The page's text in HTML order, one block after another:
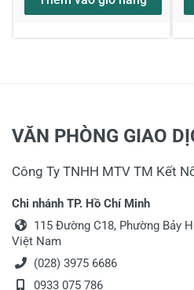
VĂN PHÒNG GIAO
Công Ty TNHH MTV TM Kết
Chi nhánh TP. Hồ Chí Minh
115 Đường C18, Phường Bảy
Việt Nam
(028) 3975 6686
0933 075 786